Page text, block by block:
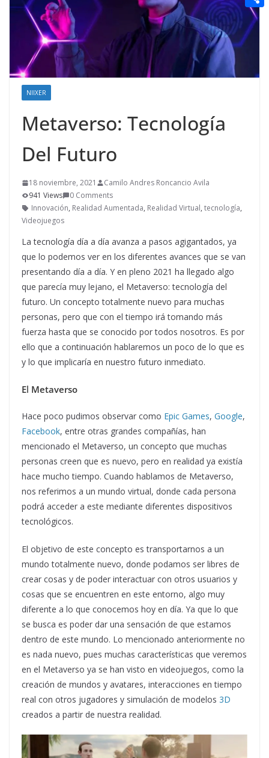
NIIXER
Metaverso: Tecnología
Del Futuro
18 noviembre, 2021
Camilo Andres Roncancio Avila
941 Views
0 Comments
Innovación, Realidad Aumentada, Realidad Virtual, tecnología,
Videojuegos
La tecnología día a día avanza a pasos agigantados, ya
que lo podemos ver en los diferentes avances que se van
presentando día a día. Y en pleno 2021 ha llegado algo
que parecía muy lejano, el Metaverso: tecnología del
futuro. Un concepto totalmente nuevo para muchas
personas, pero que con el tiempo irá tomando más
fuerza hasta que se conocido por todos nosotros. Es por
ello que a continuación hablaremos un poco de lo que es
y lo que implicaría en nuestro futuro inmediato.
El Metaverso
Hace poco pudimos observar como Epic Games, Google,
Facebook, entre otras grandes compañías, han
mencionado el Metaverso, un concepto que muchas
personas creen que es nuevo, pero en realidad ya existía
hace mucho tiempo. Cuando hablamos de Metaverso,
nos referimos a un mundo virtual, donde cada persona
podrá acceder a este mediante diferentes dispositivos
tecnológicos.
El objetivo de este concepto es transportarnos a un
mundo totalmente nuevo, donde podamos ser libres de
crear cosas y de poder interactuar con otros usuarios y
cosas que se encuentren en este entorno, algo muy
diferente a lo que conocemos hoy en día. Ya que lo que
se busca es poder dar una sensación de que estamos
dentro de este mundo. Lo mencionado anteriormente no
es nada nuevo, pues muchas características que veremos
en el Metaverso ya se han visto en videojuegos, como la
creación de mundos y avatares, interacciones en tiempo
real con otros jugadores y simulación de modelos 3D
creados a partir de nuestra realidad.
ng
e
r
e
r
s
a
i
e
d
o
p